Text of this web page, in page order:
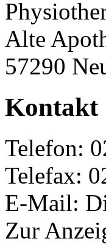
Alte
57290
Kontakt
Telefon:
Telefax:
E-Mail:
Zur